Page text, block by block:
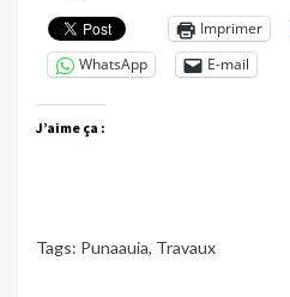
Imprimer
WhatsApp
E-mail
J’aime ça :
Tags: Punaauia, Travaux